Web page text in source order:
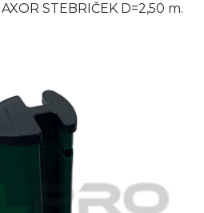
STEBRIČEK D=2,50 m.